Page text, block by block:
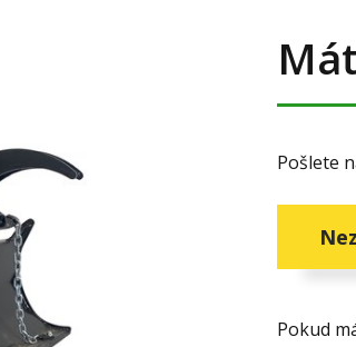
Pošlete
Pokud